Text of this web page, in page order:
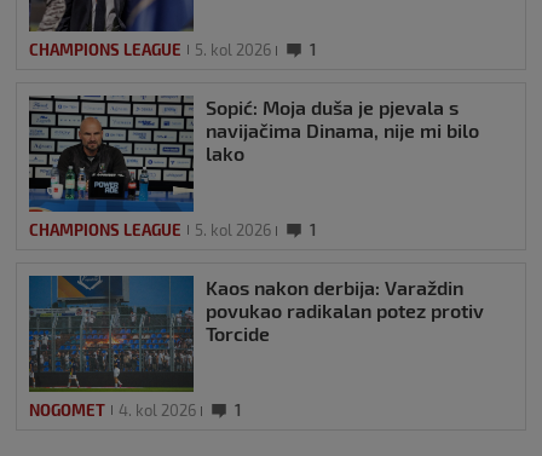
CHAMPIONS LEAGUE 5. kol 2026 1
Sopić: Moja duša je pjevala s
navijačima Dinama, nije mi bilo
lako
CHAMPIONS LEAGUE 5. kol 2026 1
Kaos nakon derbija: Varaždin
povukao radikalan potez protiv
Torcide
NOGOMET 4. kol 2026 1